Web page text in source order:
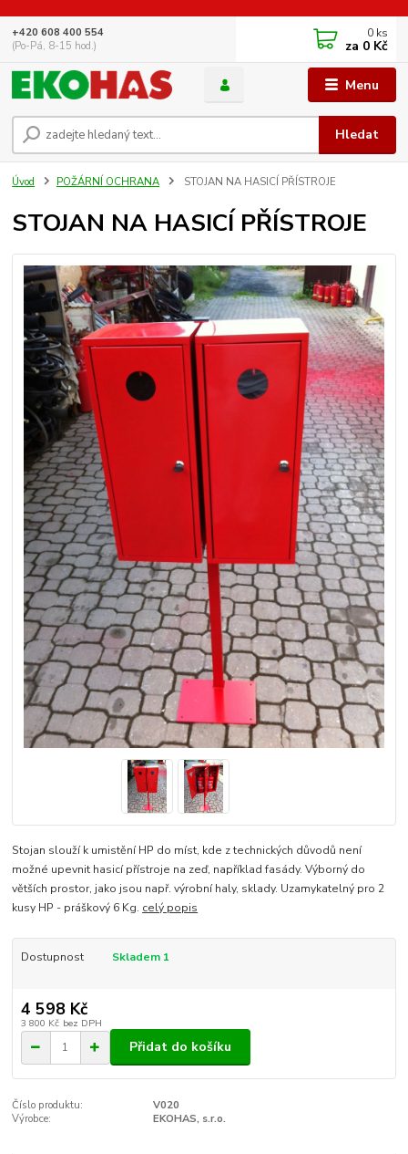
Menu
Hledat
+420 608 400 554
(Po-Pá, 8-15 hod.)
0 ks
za 0 Kč
Úvod POŽÁRNÍ OCHRANA STOJAN NA HASICÍ PŘÍSTROJE
STOJAN NA HASICÍ PŘÍSTROJE
Stojan slouží k umistění HP do míst, kde z technických důvodů není
možné upevnit hasicí přístroje na zeď, například fasády. Výborný do
větších prostor, jako jsou např. výrobní haly, sklady. Uzamykatelný pro 2
kusy HP - práškový 6 Kg. celý popis
Dostupnost Skladem 1
4 598 Kč
3 800 Kč bez DPH
Přidat do košíku
Číslo produktu:
V020
Výrobce:
EKOHAS, s.r.o.